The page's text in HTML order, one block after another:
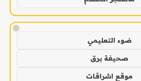
!
ضوء التعليمي
صحيفة برق
موقع اشراقات